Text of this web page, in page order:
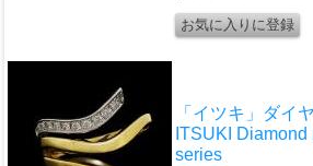
「イツキ」ダイ
ITSUKI
series